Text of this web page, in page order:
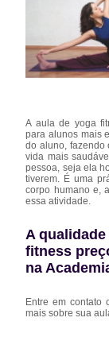
A aula de yoga
para alunos mais
do aluno, fazendo
vida mais
pessoa, seja ela
tiverem. É uma
corpo humano e,
essa atividade.
A
fitness
na
Entre em contato
mais sobre sua